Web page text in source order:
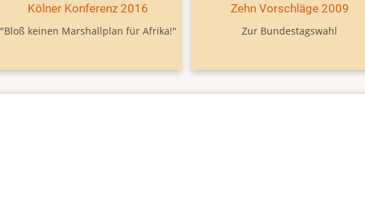
Kölner Konferenz 2016
"Bloß keinen Marshallplan für Afrika!"
Zehn Vorschläge 2009
Zur Bundestagswahl